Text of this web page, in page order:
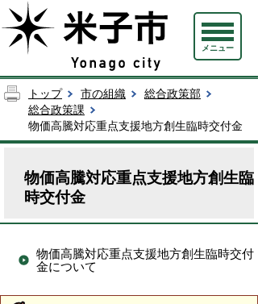
メニュー
トップ 市の組織
総合政策部
総合政策課
物価高騰対応重点支援地方創生臨時交付金
物価高騰対応重点支援地方創生臨
時交付金
物価高騰対応重点支援地方創生臨時交付
金について